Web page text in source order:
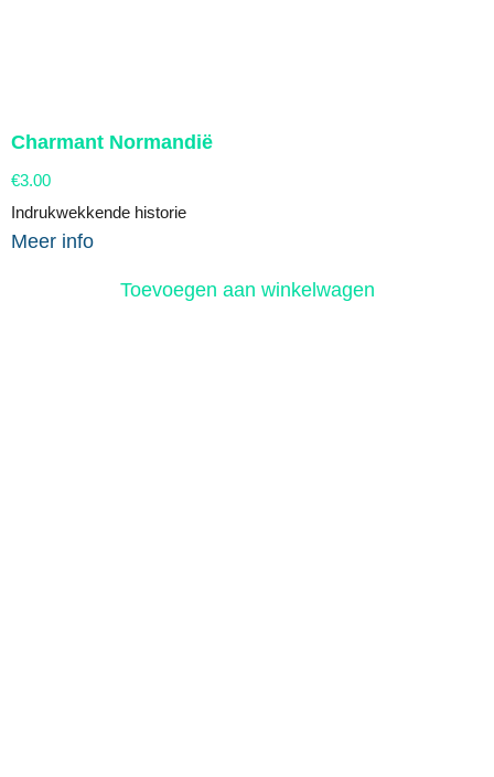
Charmant Normandië
€3.00
Indrukwekkende historie
Meer info
Toevoegen aan winkelwagen